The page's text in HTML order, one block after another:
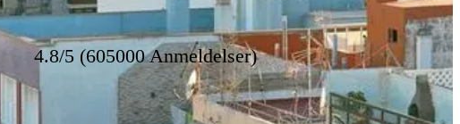
4.8/5 (605000 Anmeldelser)